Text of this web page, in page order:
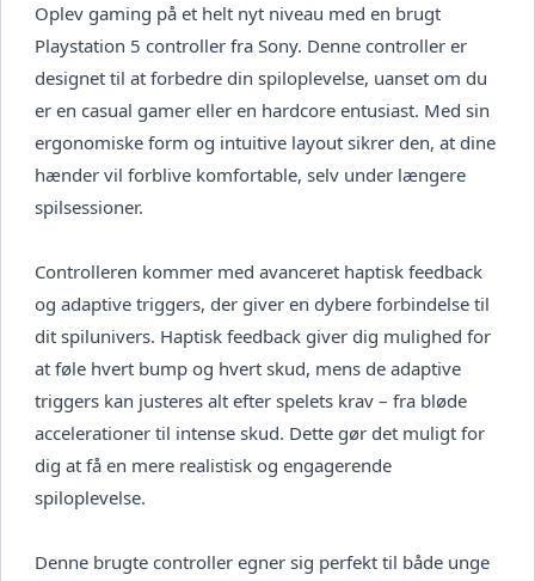
Oplev gaming på et helt nyt niveau med en brugt
Playstation 5 controller fra Sony. Denne controller er
designet til at forbedre din spiloplevelse, uanset om du
er en casual gamer eller en hardcore entusiast. Med sin
ergonomiske form og intuitive layout sikrer den, at dine
hænder vil forblive komfortable, selv under længere
spilsessioner.
Controlleren kommer med avanceret haptisk feedback
og adaptive triggers, der giver en dybere forbindelse til
dit spilunivers. Haptisk feedback giver dig mulighed for
at føle hvert bump og hvert skud, mens de adaptive
triggers kan justeres alt efter spelets krav – fra bløde
accelerationer til intense skud. Dette gør det muligt for
dig at få en mere realistisk og engagerende
spiloplevelse.
Denne brugte controller egner sig perfekt til både unge